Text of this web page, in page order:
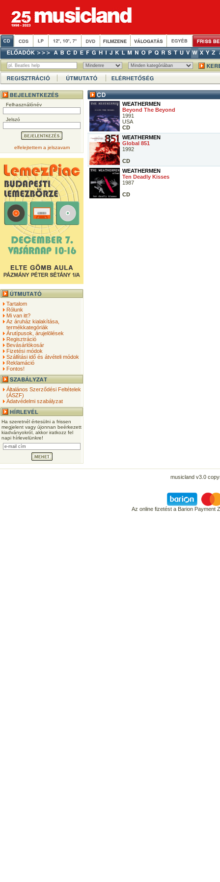
Felhasználónév
Jelszó
elfelejtettem a jelszavam
Tartalom
Rólunk
Mi van itt?
Az áruház kialakítása,
termékkategóriák
Árutípusok, árujelölések
Regisztráció
Bevásárlókosár
Fizetési módok
Szállítási idő és átvételi módok
Reklamáció
Fontos!
Általános Szerződési Feltételek
(ÁSZF)
Adatvédelmi szabályzat
Ha szeretnél értesülni a frissen
megjelent vagy újonnan beérkezett
kiadványokról, akkor iratkozz fel
napi hírlevelünkre!
WEATHERMEN
Beyond The Beyond
1991
USA
CD
WEATHERMEN
Global 851
1992
CD
WEATHERMEN
Ten Deadly Kisses
1987
CD
musicland v3.0
Az online fizetést a Barion Payment